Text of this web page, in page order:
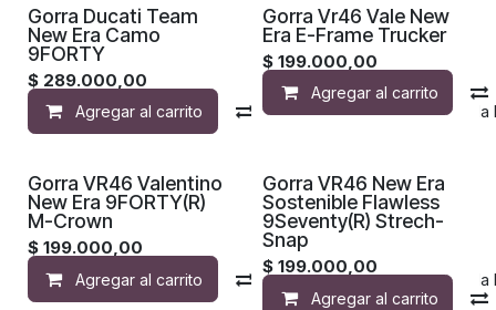
¡Nuevo!
Gorra Ducati Team
New Era Camo
9FORTY
$ 289.000,00
Agregar al carrito Compara Agregar a la
¡Nuevo!
Gorra Vr46 Vale New
Era E-Frame Trucker
$199.000,00
Agregar al carrito
¡Nuevo!
Gorra VR46 Valentino
New Era 9FORTY(R)
M-Crown
$ 199.000,00
Agregar al carrito Compara Agregar a la
¡Nuevo!
Gorra VR46 New Era
Sostenible Flawless
9Seventy(R) Strech-
Snap
$199.000,00
Agregar al carrito